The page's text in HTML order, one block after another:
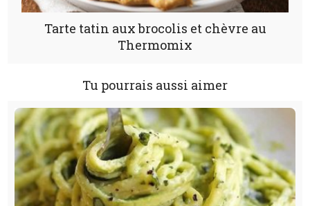
Tarte tatin aux brocolis et chèvre au
Thermomix
Tu pourrais aussi aimer